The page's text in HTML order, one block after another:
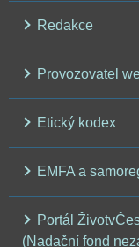
Redakce
Provozovatel
Etický kodex
EMFA a
Portál
(Nadační fond